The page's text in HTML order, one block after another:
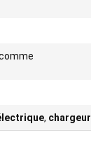
,